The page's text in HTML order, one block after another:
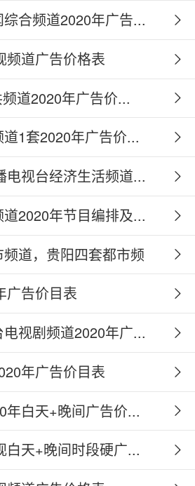
合频道2020年广告...
频道广告价格表
道2020年广告价...
1套2020年广告价...
电视台经济生活频道...
2020年节目编排及...
道，贵阳四套都市频
广告价目表
视剧频道2020年广...
年广告价目表
年白天+晚间广告价...
白天+晚间时段硬广...